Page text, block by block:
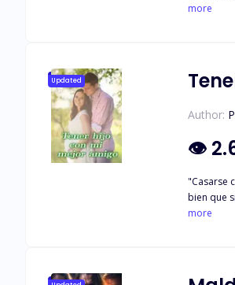
more
Updated
Author:
👁
"Casarse
bien que
more